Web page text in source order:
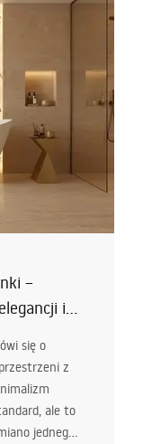
–
i
się o
z
ale to
jednego